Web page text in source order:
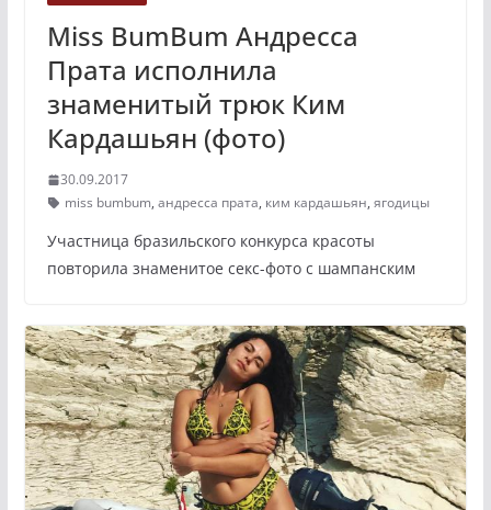
Miss BumBum Андресса
Прата исполнила
знаменитый трюк Ким
Кардашьян (фото)
30.09.2017
miss bumbum, андресса прата, ким кардашьян, ягодицы
Участница бразильского конкурса красоты
повторила знаменитое секс-фото с шампанским